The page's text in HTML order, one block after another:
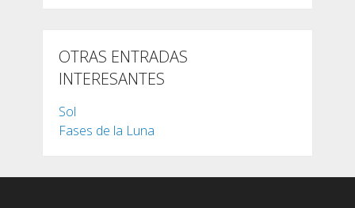
OTRAS ENTRADAS
INTERESANTES
Sol
Fases de la Luna